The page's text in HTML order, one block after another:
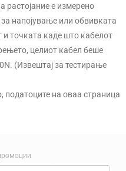
растојание е измерено
напојување или обвивката
и точката каде што кабелот
целиот кабел беше
(Извештај за тестирање
податоците на оваа страница